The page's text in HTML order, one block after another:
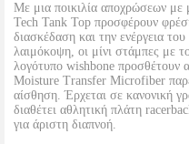
Με μια ποικιλία αποχρώσεων με
Tech Tank Top προσφέρουν
διασκέδαση και την ενέργεια
λαιμόκοψη, οι μίνι στάμπες με
λογότυπο wishbone προσθέτουν
Moisture Transfer Microfiber
αίσθηση. Έρχεται σε κανονική
διαθέτει αθλητική πλάτη
για άριστη διαπνοή.